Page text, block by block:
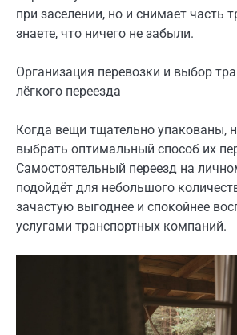
при заселении, но и снимает часть
знаете, что ничего не забыли.
Организация перевозки и выбор
лёгкого переезда
Когда вещи тщательно упакованы,
выбрать оптимальный способ их
Самостоятельный переезд на
подойдёт для небольшого
зачастую выгоднее и спокойнее
услугами транспортных компаний.